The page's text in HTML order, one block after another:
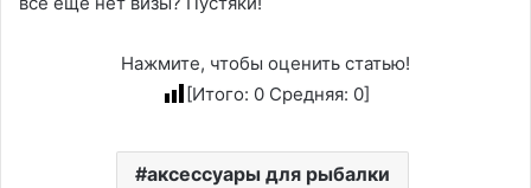
Нажмите, чтобы оценить статью!
[Итого: 0Средняя: 0]
аксессуары для рыбалки